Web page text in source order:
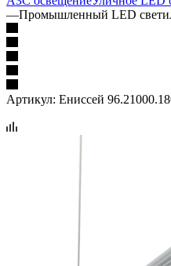
—Промышленный LED
Артикул: Ениссей